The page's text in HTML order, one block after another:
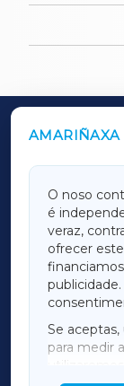
AMARIÑAXA
O noso
é
veraz,
ofrecer
Se
para medir
utilizaremos
OUTROS